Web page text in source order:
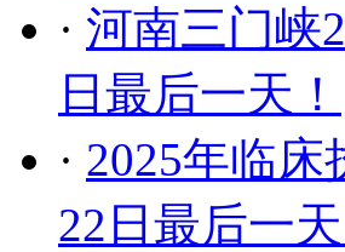
· 河南三门峡
日最后一天！
· 2025年临
22日最后一天